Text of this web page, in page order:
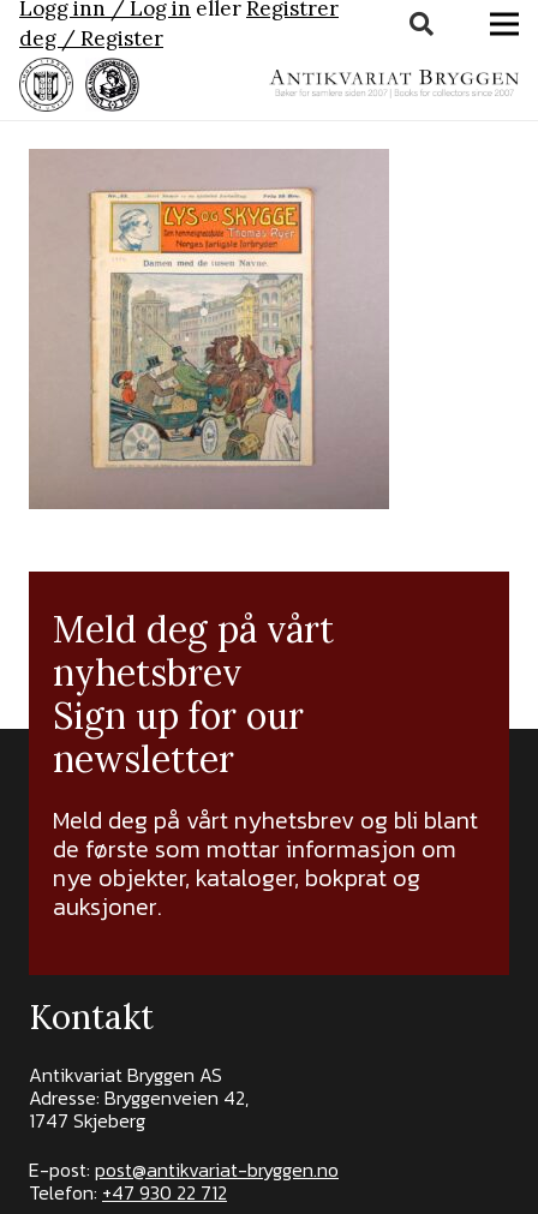
Logg inn / Log in ellerRegistrer
deg / Register
Meld deg på vårt
nyhetsbrev
Sign up for our
newsletter
Meld deg på vårt nyhetsbrev og bli blant
de første som mottar informasjon om
nye objekter, kataloger, bokprat og
auksjoner.
Kontakt
Antikvariat Bryggen AS
Adresse: Bryggenveien 42,
1747 Skjeberg
E-post: post@antikvariat-bryggen.no
Telefon: +47 930 22 712